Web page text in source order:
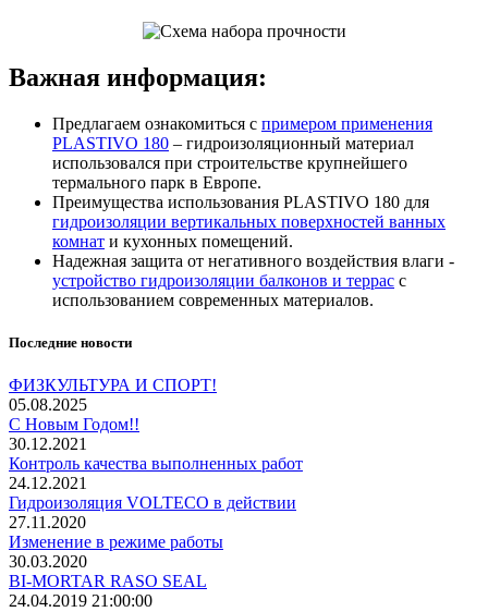
Важная информация:
Предлагаем ознакомиться с примером применения
PLASTIVO 180 – гидроизоляционный материал
использовался при строительстве крупнейшего
термального парк в Европе.
Преимущества использования PLASTIVO 180 для
гидроизоляции вертикальных поверхностей ванных
комнат и кухонных помещений.
Надежная защита от негативного воздействия влаги -
устройство гидроизоляции балконов и террас с
использованием современных материалов.
Последние новости
ФИЗКУЛЬТУРА И СПОРТ!
05.08.2025
С Новым Годом!!
30.12.2021
Контроль качества выполненных работ
24.12.2021
Гидроизоляция VOLTECO в действии
27.11.2020
Изменение в режиме работы
30.03.2020
BI-MORTAR RASO SEAL
24.04.2019 21:00:00